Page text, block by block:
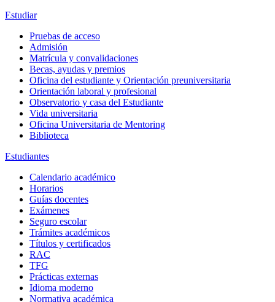
Estudiar
Pruebas de acceso
Admisión
Matrícula y convalidaciones
Becas, ayudas y premios
Oficina del estudiante y Orientación preuniversitaria
Orientación laboral y profesional
Observatorio y casa del Estudiante
Vida universitaria
Oficina Universitaria de Mentoring
Biblioteca
Estudiantes
Calendario académico
Horarios
Guías docentes
Exámenes
Seguro escolar
Trámites académicos
Títulos y certificados
RAC
TFG
Prácticas externas
Idioma moderno
Normativa académica